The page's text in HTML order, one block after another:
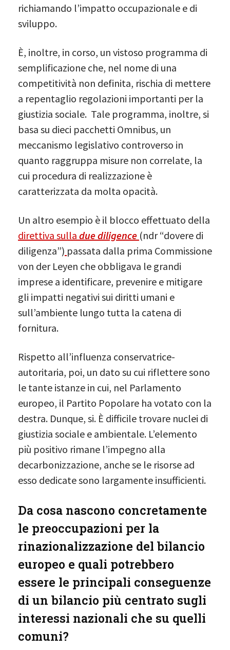
richiamando l’impatto occupazionale e di
sviluppo.
È, inoltre, in corso, un vistoso programma di
semplificazione che, nel nome di una
competitività non definita, rischia di mettere
a repentaglio regolazioni importanti per la
giustizia sociale. Tale programma, inoltre, si
basa su dieci pacchetti Omnibus, un
meccanismo legislativo controverso in
quanto raggruppa misure non correlate, la
cui procedura di realizzazione è
caratterizzata da molta opacità.
Un altro esempio è il blocco effettuato della
direttiva sulla duediligence (ndr “dovere di
diligenza”) passata dalla prima Commissione
von der Leyen che obbligava le grandi
imprese a identificare, prevenire e mitigare
gli impatti negativi sui diritti umani e
sull’ambiente lungo tutta la catena di
fornitura.
Rispetto all’influenza conservatrice-
autoritaria, poi, un dato su cui riflettere sono
le tante istanze in cui, nel Parlamento
europeo, il Partito Popolare ha votato con la
destra. Dunque, si. È difficile trovare nuclei di
giustizia sociale e ambientale. L’elemento
più positivo rimane l’impegno alla
decarbonizzazione, anche se le risorse ad
esso dedicate sono largamente insufficienti.
Da cosa nascono concretamente
le preoccupazioni per la
rinazionalizzazione del bilancio
europeo e quali potrebbero
essere le principali conseguenze
di un bilancio più centrato sugli
interessi nazionali che su quelli
comuni?